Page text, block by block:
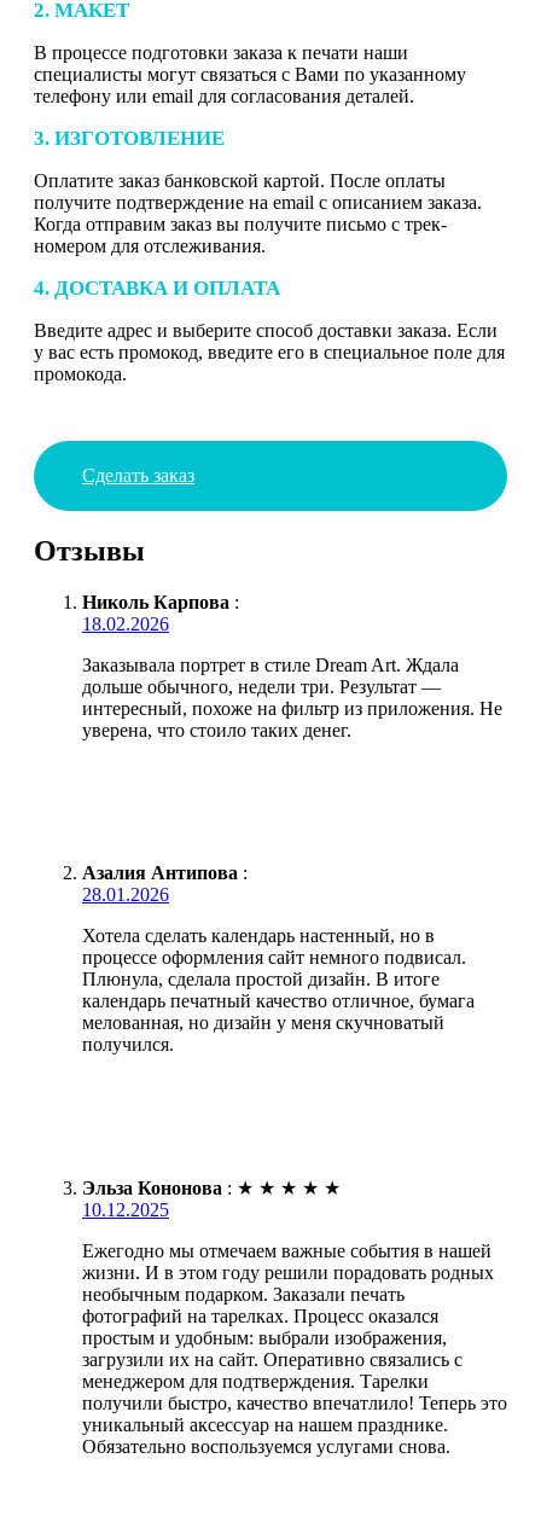
2. МАКЕТ
В процессе подготовки заказа к печати наши
специалисты могут связаться с Вами по указанному
телефону или email для согласования деталей.
3. ИЗГОТОВЛЕНИЕ
Оплатите заказ банковской картой. После оплаты
получите подтверждение на email с описанием заказа.
Когда отправим заказ вы получите письмо с трек-
номером для отслеживания.
4. ДОСТАВКА И ОПЛАТА
Введите адрес и выберите способ доставки заказа. Если
у вас есть промокод, введите его в специальное поле для
промокода.
Сделать заказ
Отзывы
Николь Карпова :
18.02.2026
Заказывала портрет в стиле Dream Art. Ждала
дольше обычного, недели три. Результат —
интересный, похоже на фильтр из приложения. Не
уверена, что стоило таких денег.
Азалия Антипова :
28.01.2026
Хотела сделать календарь настенный, но в
процессе оформления сайт немного подвисал.
Плюнула, сделала простой дизайн. В итоге
календарь печатный качество отличное, бумага
мелованная, но дизайн у меня скучноватый
получился.
Эльза Кононова : ★ ★ ★ ★ ★
10.12.2025
Ежегодно мы отмечаем важные события в нашей
жизни. И в этом году решили порадовать родных
необычным подарком. Заказали печать
фотографий на тарелках. Процесс оказался
простым и удобным: выбрали изображения,
загрузили их на сайт. Оперативно связались с
менеджером для подтверждения. Тарелки
получили быстро, качество впечатлило! Теперь это
уникальный аксессуар на нашем празднике.
Обязательно воспользуемся услугами снова.